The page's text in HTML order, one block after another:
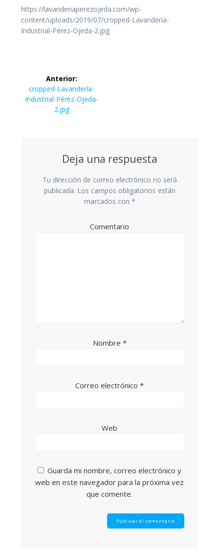
https://lavanderiaperezojeda.com/wp-
content/uploads/2019/07/cropped-Lavandería-
Industrial-Pérez-Ojeda-2.jpg
Navegación
de
entradas
Anterior:
Entrada
anterior:
cropped-Lavandería-
Industrial-Pérez-Ojeda-
2.jpg
Deja una respuesta
Tu dirección de correo electrónico no será
publicada. Los campos obligatorios están
marcados con *
Comentario
Nombre *
Correo electrónico *
Web
Guarda mi nombre, correo electrónico y
web en este navegador para la próxima vez
que comente.